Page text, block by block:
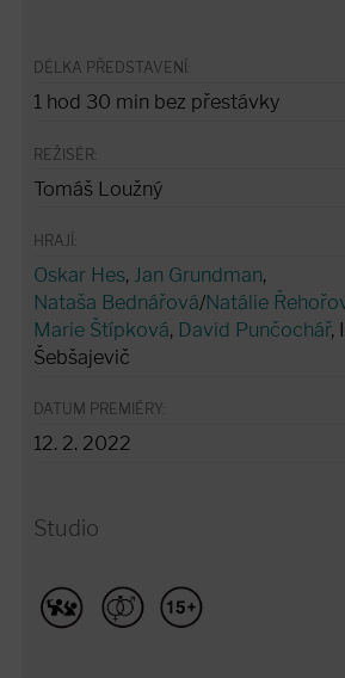
DÉLKA PŘEDSTAVENÍ:
1 hod 30 min bez přestávky
REŽISÉR:
Tomáš Loužný
HRAJÍ:
Oskar Hes, Jan Grundman,
Nataša Bednářová/Natálie
Marie Štípková, David Punčochář,
Šebšajevič
DATUM PREMIÉRY:
12. 2. 2022
Studio